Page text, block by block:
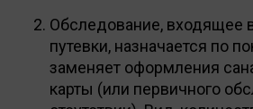
Обследование, входящее
путевки, назначается по
заменяет оформления
карты (или первичного